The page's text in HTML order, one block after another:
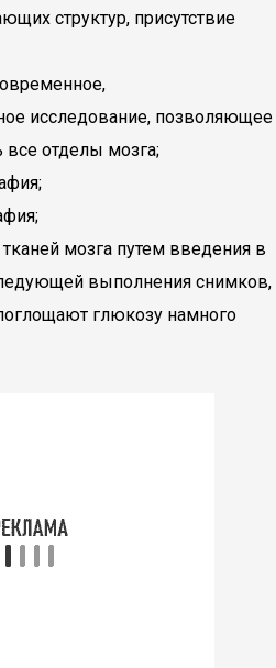
структур, присутствие
исследование, позволяющее
все отделы мозга;
мозга путем введения в
выполнения снимков,
глюкозу намного